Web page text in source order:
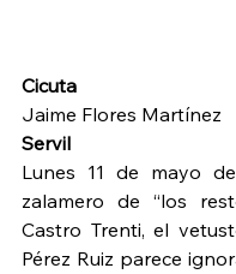
Cicuta
Jaime Flores Martínez
Servil
Lunes 11 de mayo
zalamero de “los
Castro Trenti, el
Pérez Ruiz parece